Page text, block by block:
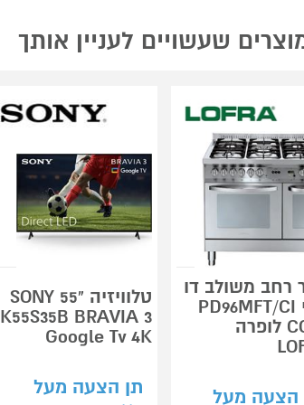
שעשויים לעניין אותך
רחב משולב דו
תאי PD96MFT/CI
COOL לופרה
הצעה מעל
טלוויזיה "55 SONY
K55S35B BRAVIA 3
Google Tv 4K
תן הצעה מעל